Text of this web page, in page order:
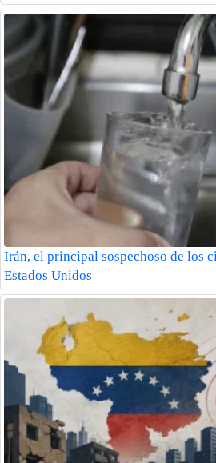
Irán, el principal sospechoso de los
Estados Unidos